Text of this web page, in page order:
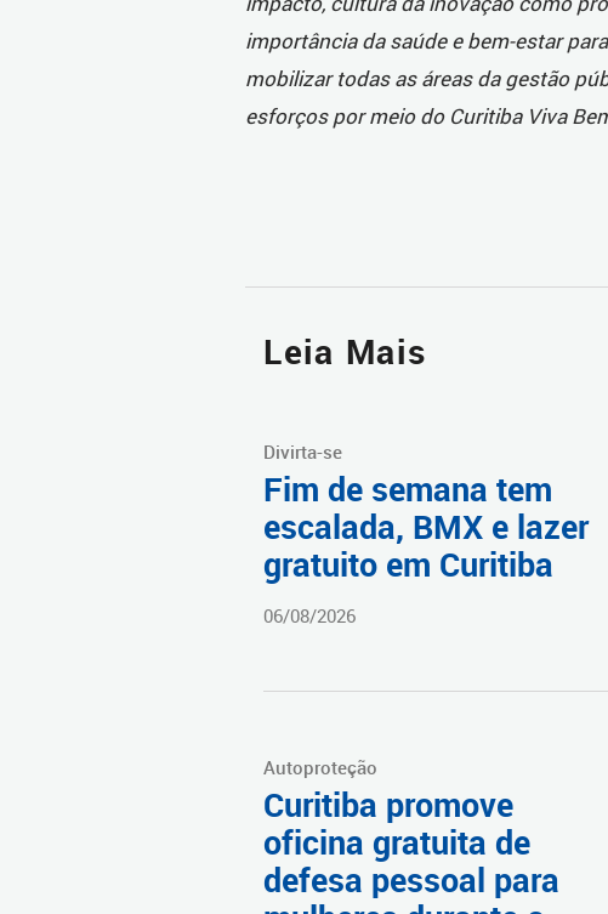
importância da saúde e bem-estar
mobilizar todas as áreas da gestão
esforços por meio do Curitiba Viva
Leia Mais
Divirta-se
Fim de semana tem
escalada, BMX e lazer
gratuito em Curitiba
06/08/2026
Autoproteção
Curitiba promove
oficina gratuita de
defesa pessoal para